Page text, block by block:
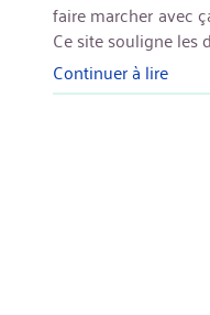
faire marcher avec
Ce site souligne les
Continuer à lire« Le